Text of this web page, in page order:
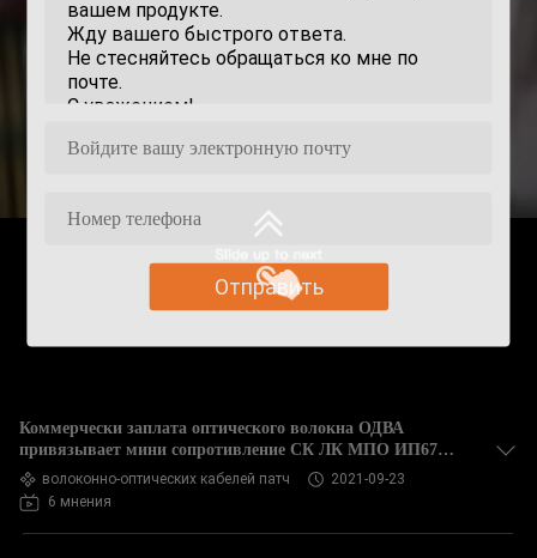
Отправить
Коммерчески заплата оптического волокна ОДВА
привязывает мини сопротивление СК ЛК МПО ИП67
механическое
волоконно-оптических кабелей патч
2021-09-23
6 мнения